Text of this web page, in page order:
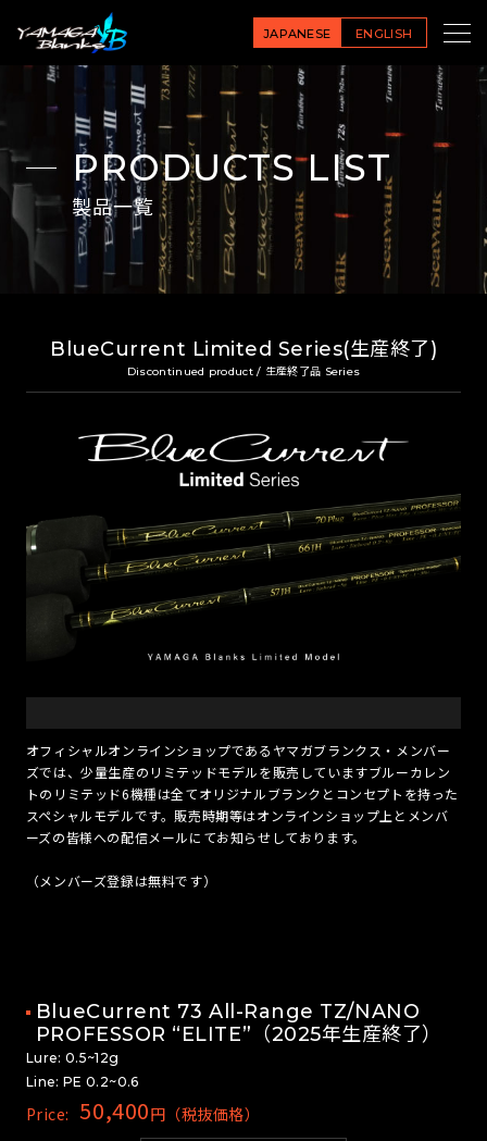
JAPANESE ENGLISH
PRODUCTS LIST
製品一覧
BlueCurrent Limited Series(生産終了)
Discontinued product / 生産終了品 Series
オフィシャルオンラインショップであるヤマガブランクス・メンバー
ズでは、少量生産のリミテッドモデルを販売していますブルーカレン
トのリミテッド6機種は全てオリジナルブランクとコンセプトを持った
スペシャルモデルです。販売時期等はオンラインショップ上とメンバ
ーズの皆様への配信メールにてお知らせしております。
（メンバーズ登録は無料です）
BlueCurrent 73 All-Range TZ/NANO
PROFESSOR “ELITE”（2025年生産終了）
Lure: 0.5~12g
Line: PE 0.2~0.6
Price: 50,400円（税抜価格）